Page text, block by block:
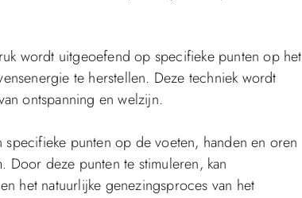
wordt uitgeoefend op specifieke punten op het
te herstellen. Deze techniek wordt
ontspanning en welzijn.
punten op de voeten, handen en oren
Door deze punten te stimuleren, kan
het natuurlijke genezingsproces van het